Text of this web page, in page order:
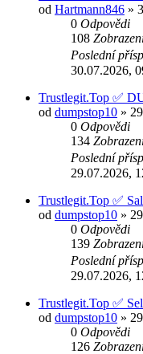
od Hartmann846 »
0 Odpovědi
108
Poslední
30.07.2026,
Trustlegit.Top ✅
od dumpstop10 »
0 Odpovědi
134
Poslední
29.07.2026,
Trustlegit.Top ✅
od dumpstop10 »
0 Odpovědi
139
Poslední
29.07.2026,
Trustlegit.Top ✅
od dumpstop10 »
0 Odpovědi
126